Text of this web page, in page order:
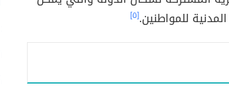
للمواطنين.[٥]